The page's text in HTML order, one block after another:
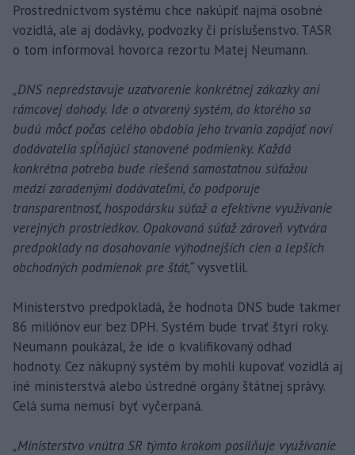
Prostredníctvom systému chce nakúpiť najmä osobné
vozidlá, ale aj dodávky, podvozky či príslušenstvo. TASR
o tom informoval hovorca rezortu Matej Neumann.
„DNS nepredstavuje uzatvorenie konkrétnej zákazky ani
rámcovej dohody. Ide o otvorený systém, do ktorého sa
budú môcť počas celého obdobia jeho trvania zapájať noví
dodávatelia spĺňajúci stanovené podmienky. Každá
konkrétna potreba bude riešená samostatnou súťažou
medzi zaradenými dodávateľmi, čo podporuje
transparentnosť, hospodársku súťaž a efektívne využívanie
verejných prostriedkov. Opakovaná súťaž zároveň vytvára
predpoklady na dosahovanie výhodnejších cien a lepších
obchodných podmienok pre štát,“vysvetlil.
Ministerstvo predpokladá, že hodnota DNS bude takmer
86 miliónov eur bez DPH. Systém bude trvať štyri roky.
Neumann poukázal, že ide o kvalifikovaný odhad
hodnoty. Cez nákupný systém by mohli kupovať vozidlá aj
iné ministerstvá alebo ústredné orgány štátnej správy.
Celá suma nemusí byť vyčerpaná.
„Ministerstvo vnútra SR týmto krokom posilňuje využívanie